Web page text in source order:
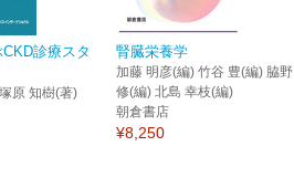
診療スタ
原 知樹(著)
腎臓栄養学
加藤 明彦(編) 竹谷 豊(編) 脇野
修(編) 北島 幸枝(編)
朝倉書店
¥8,250